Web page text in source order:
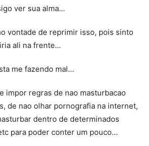
ver sua alma…
vontade de reprimir isso, pois sinto
ali na frente…
me fazendo mal…
impor regras de nao masturbacao
de nao olhar pornografia na internet,
dentro de determinados
para poder conter um pouco…